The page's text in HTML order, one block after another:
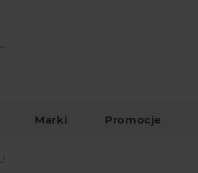
Marki Promocje